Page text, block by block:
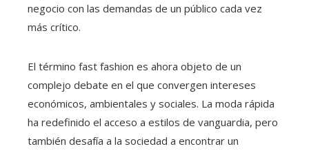
negocio con las demandas de un público cada vez
más crítico.
El término fast fashion es ahora objeto de un
complejo debate en el que convergen intereses
económicos, ambientales y sociales. La moda rápida
ha redefinido el acceso a estilos de vanguardia, pero
también desafía a la sociedad a encontrar un